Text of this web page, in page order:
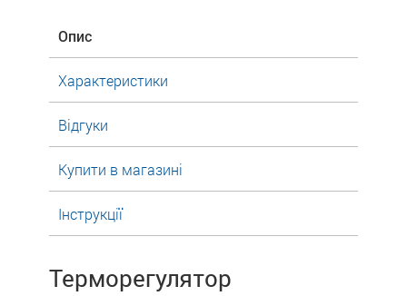
Опис
Характеристики
Відгуки
Купити в магазині
Інструкції
Терморегулятор